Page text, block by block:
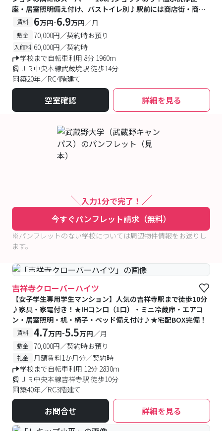
座・居室照明備え付け、バストイレ別♪駅前には商店街・商業
施設が充実！
賃料 6万円-6.9万円／月
敷金 70,000円／契約時お預り
入館料 60,000円／契約時
学校まで自転車利用 8分 1960m
ＪＲ中央本線武蔵境駅 徒歩14分
築20年／RC4階建て
空室確認 詳細を見る
入力1分で完了！
今すぐパンフレット請求（無料）
※パンフレットのない学校については周辺物件情報をお送りし
ます。
#女性専用
吉祥寺クローバーハイツ
【女子学生専用学生マンション】人気の吉祥寺駅まで徒歩10分
♪家具・家電付き！★IHコンロ（1口）・ミニ冷蔵庫・エアコ
ン・居室照明・机・椅子・ベッド備え付け♪★宅配BOX完備！
賃料 4.7万円-5.5万円／月
敷金 70,000円／契約時お預り
礼金
月額賃料1か月分／契約時
学校まで自転車利用 12分 2830m
ＪＲ中央本線吉祥寺駅 徒歩10分
築40年／RC3階建て
お問合せ 詳細を見る